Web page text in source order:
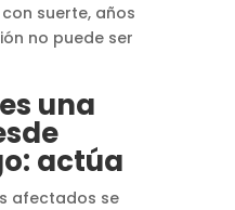
suerte, años
no puede ser
una
actúa
afectados se